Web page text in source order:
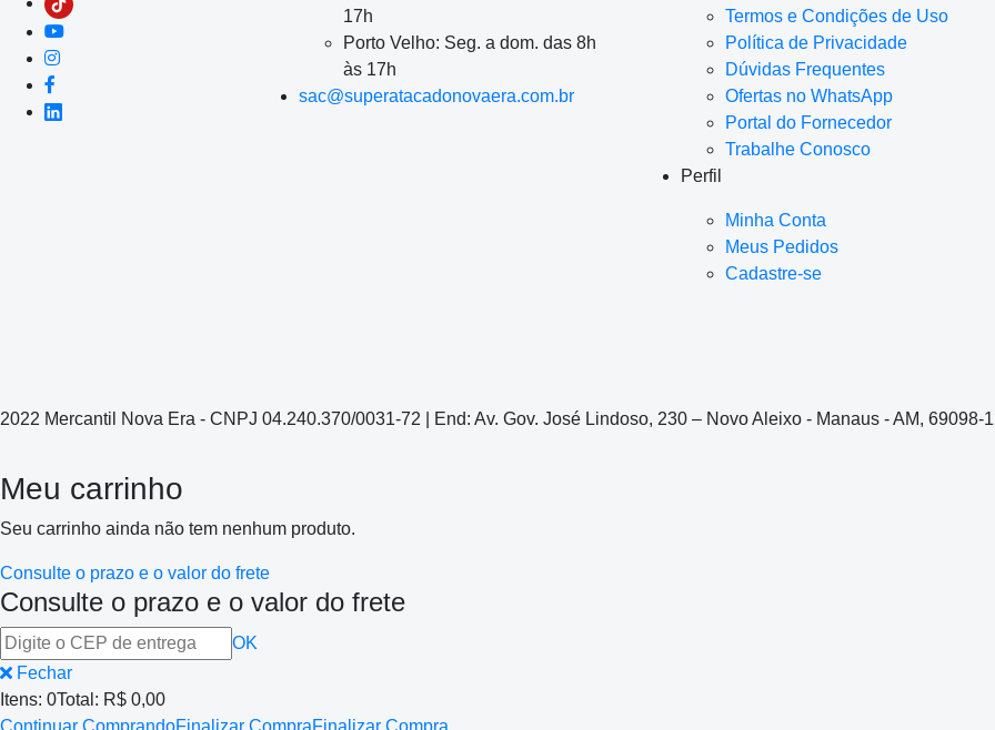
17h
Porto Velho: Seg. a dom. das 8h
às 17h
sac@superatacadonovaera.com.br
Termos e Condições de Uso
Política de Privacidade
Dúvidas Frequentes
Ofertas no WhatsApp
Portal do Fornecedor
Trabalhe Conosco
Perfil
Minha Conta
Meus Pedidos
Cadastre-se
2022 Mercantil Nova Era - CNPJ 04.240.370/0031-72 | End: Av. Gov. José Lindoso, 230 – Novo Aleixo - Manaus - AM, 69098-
Meu carrinho
Seu carrinho ainda não tem nenhum produto.
Consulte o prazo e o valor do frete
Consulte o prazo e o valor do frete
OK
Fechar
Itens: 0Total: R$ 0,00
Continuar ComprandoFinalizar CompraFinalizar Compra